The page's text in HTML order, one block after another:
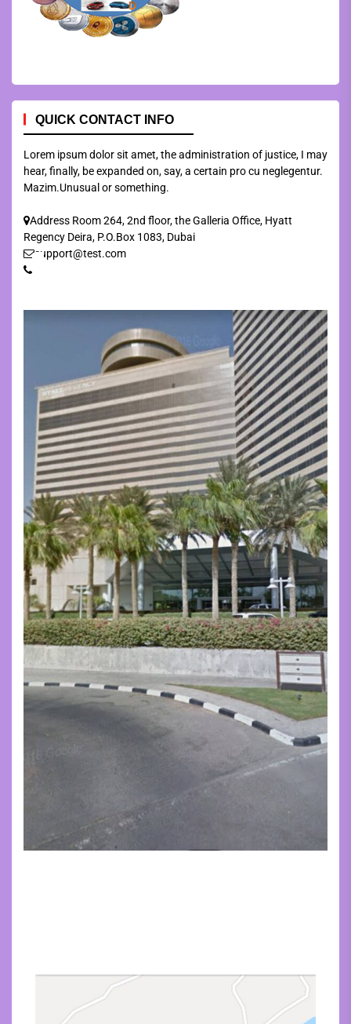
QUICK CONTACT INFO
Lorem ipsum dolor sit amet, the administration of justice, I may
hear, finally, be expanded on, say, a certain pro cu neglegentur.
Mazim.Unusual or something.
Address Room 264, 2nd floor, the Galleria Office, Hyatt
Regency Deira, P.O.Box 1083, Dubai
support@test.com